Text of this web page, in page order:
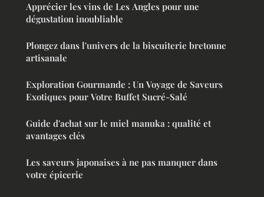
Apprécier les vins de Les Angles pour une
dégustation inoubliable
Plongez dans l'univers de la biscuiterie bretonne
artisanale
Exploration Gourmande : Un Voyage de Saveurs
Exotiques pour Votre Buffet Sucré-Salé
Guide d'achat sur le miel manuka : qualité et
avantages clés
Les saveurs japonaises à ne pas manquer dans
votre épicerie